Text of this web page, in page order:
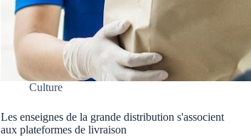
Culture
Les enseignes de la grande distribution s'associent
aux plateformes de livraison